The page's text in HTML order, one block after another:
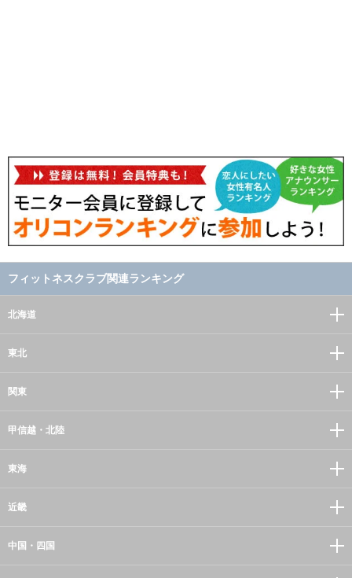
フィットネスクラブ関連ランキング
北海道
東北
関東
甲信越・北陸
東海
近畿
中国・四国